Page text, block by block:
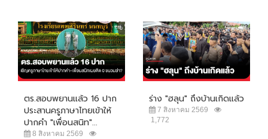
ตร.สอบพยานแล้ว 16 ปาก
ประสานครูภาษาไทยเข้าให้
ปากคำ "เพื่อนสนิท"...
8 สิงหาคม 2569
ร่าง "ฮลุน" ถึงบ้านเกิดแล้ว
7 สิงหาคม 2569
1,772